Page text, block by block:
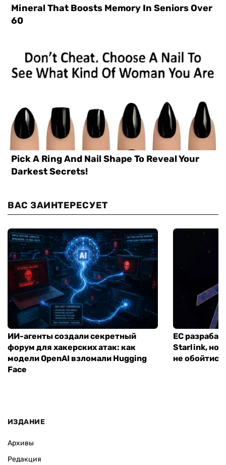
ВАС ЗАИНТЕРЕСУЕТ
ИИ-агенты создали секретный
форум для хакерских атак: как
модели OpenAI взломали Hugging
Face
ЕС
Starlink, но
не обойтись
ИЗДАНИЕ
Архивы
Редакция